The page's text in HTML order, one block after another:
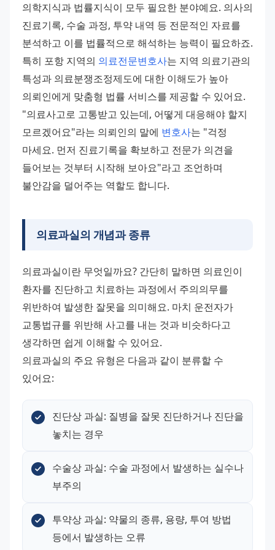
의학지식과 법률지식이 모두 필요한 분야예요. 의사의
진료기록, 수술 과정, 투약 내역 등 전문적인 자료를
특히 포항 지역의 의료전문변호사는 지역 의료기관의
특성과 의료분쟁조정제도에 대한 이해도가 높아
의뢰인에게 맞춤형 법률 서비스를 제공할 수 있어요.
"의료사고로 고통받고 있는데, 어떻게 대응해야 할지
모르겠어요"라는 의뢰인의 말에 변호사는 "걱정
마세요. 먼저 진료기록을 확보하고 전문가 의견을
들어보는 것부터 시작해 보아요"라고 조언하며
불안감을 덜어주는 역할도 합니다.
의료과실의 개념과 종류
의료과실이란 무엇일까요? 간단히 말하면 의료인이
환자를 진단하고 치료하는 과정에서 주의의무를
위반하여 발생한 잘못을 의미해요. 마치 운전자가
교통법규를 위반해 사고를 내는 것과 비슷하다고
생각하면 쉽게 이해할 수 있어요.
의료과실의 주요 유형은 다음과 같이 분류할 수
있어요:
진단상 과실: 질병을 잘못 진단하거나 진단을
놓치는 경우
수술상 과실: 수술 과정에서 발생하는 실수나
부주의
투약상 과실: 약물의 종류, 용량, 투여 방법
등에서 발생하는 오류